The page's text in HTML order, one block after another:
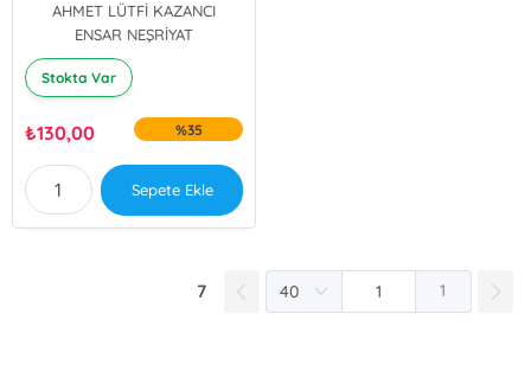
AHMET LÜTFİ KAZANCI
ENSAR NEŞRİYAT
Stokta Var
₺130,00 %35
Sepete Ekle
7 1